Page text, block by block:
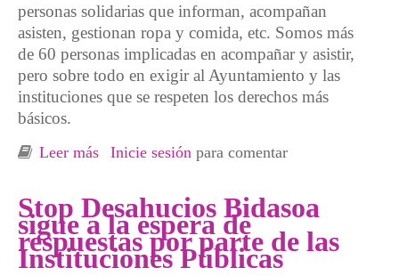
personas solidarias que informan, acompañan
asisten, gestionan ropa y comida, etc. Somos más
de 60 personas implicadas en acompañar y asistir,
pero sobre todo en exigir al Ayuntamiento y las
instituciones que se respeten los derechos más
básicos.
Leer más sobre Irun Ciudad de Acogida: Seguiremos
personas
Inicie sesión para comentar
Stop Desahucios Bidasoa
sigue a la espera de
respuestas por parte de las
Instituciones Públicas